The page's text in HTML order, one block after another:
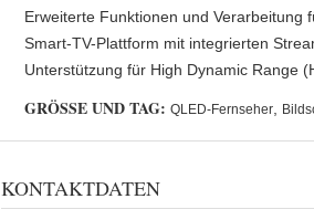
Erweiterte Funktionen und Verarbeitung
Smart-TV-Plattform mit integrierten
Unterstützung für High Dynamic Range
GRÖSSE UND TAG: QLED-Fernseher
KONTAKTDATEN